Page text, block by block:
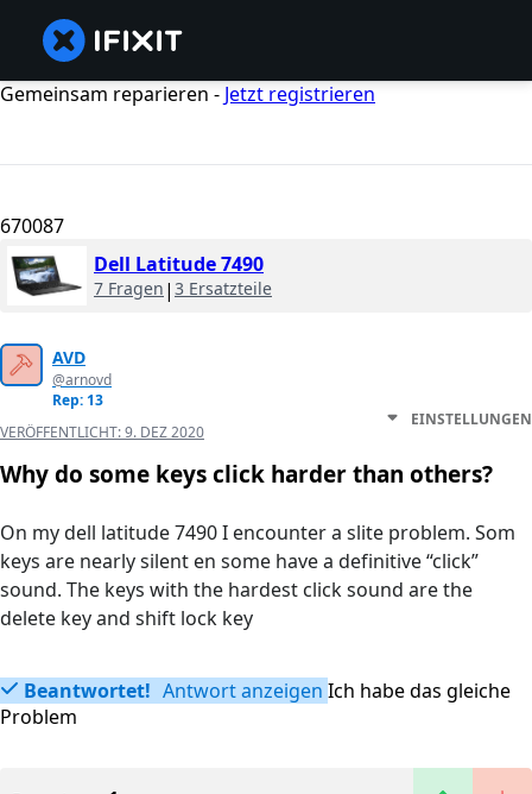
Gemeinsam reparieren - Jetzt registrieren
670087
Dell Latitude 7490
7 Fragen | 3 Ersatzteile
AVD
@arnovd
Rep: 13
VERÖFFENTLICHT:9. DEZ 2020
EINSTELLUNGEN
Why do some keys click harder than others?
On my dell latitude 7490 I encounter a slite problem. Som
keys are nearly silent en some have a definitive “click”
sound. The keys with the hardest click sound are the
delete key and shift lock key
Beantwortet! Antwort anzeigen Ich habe das gleiche
Problem